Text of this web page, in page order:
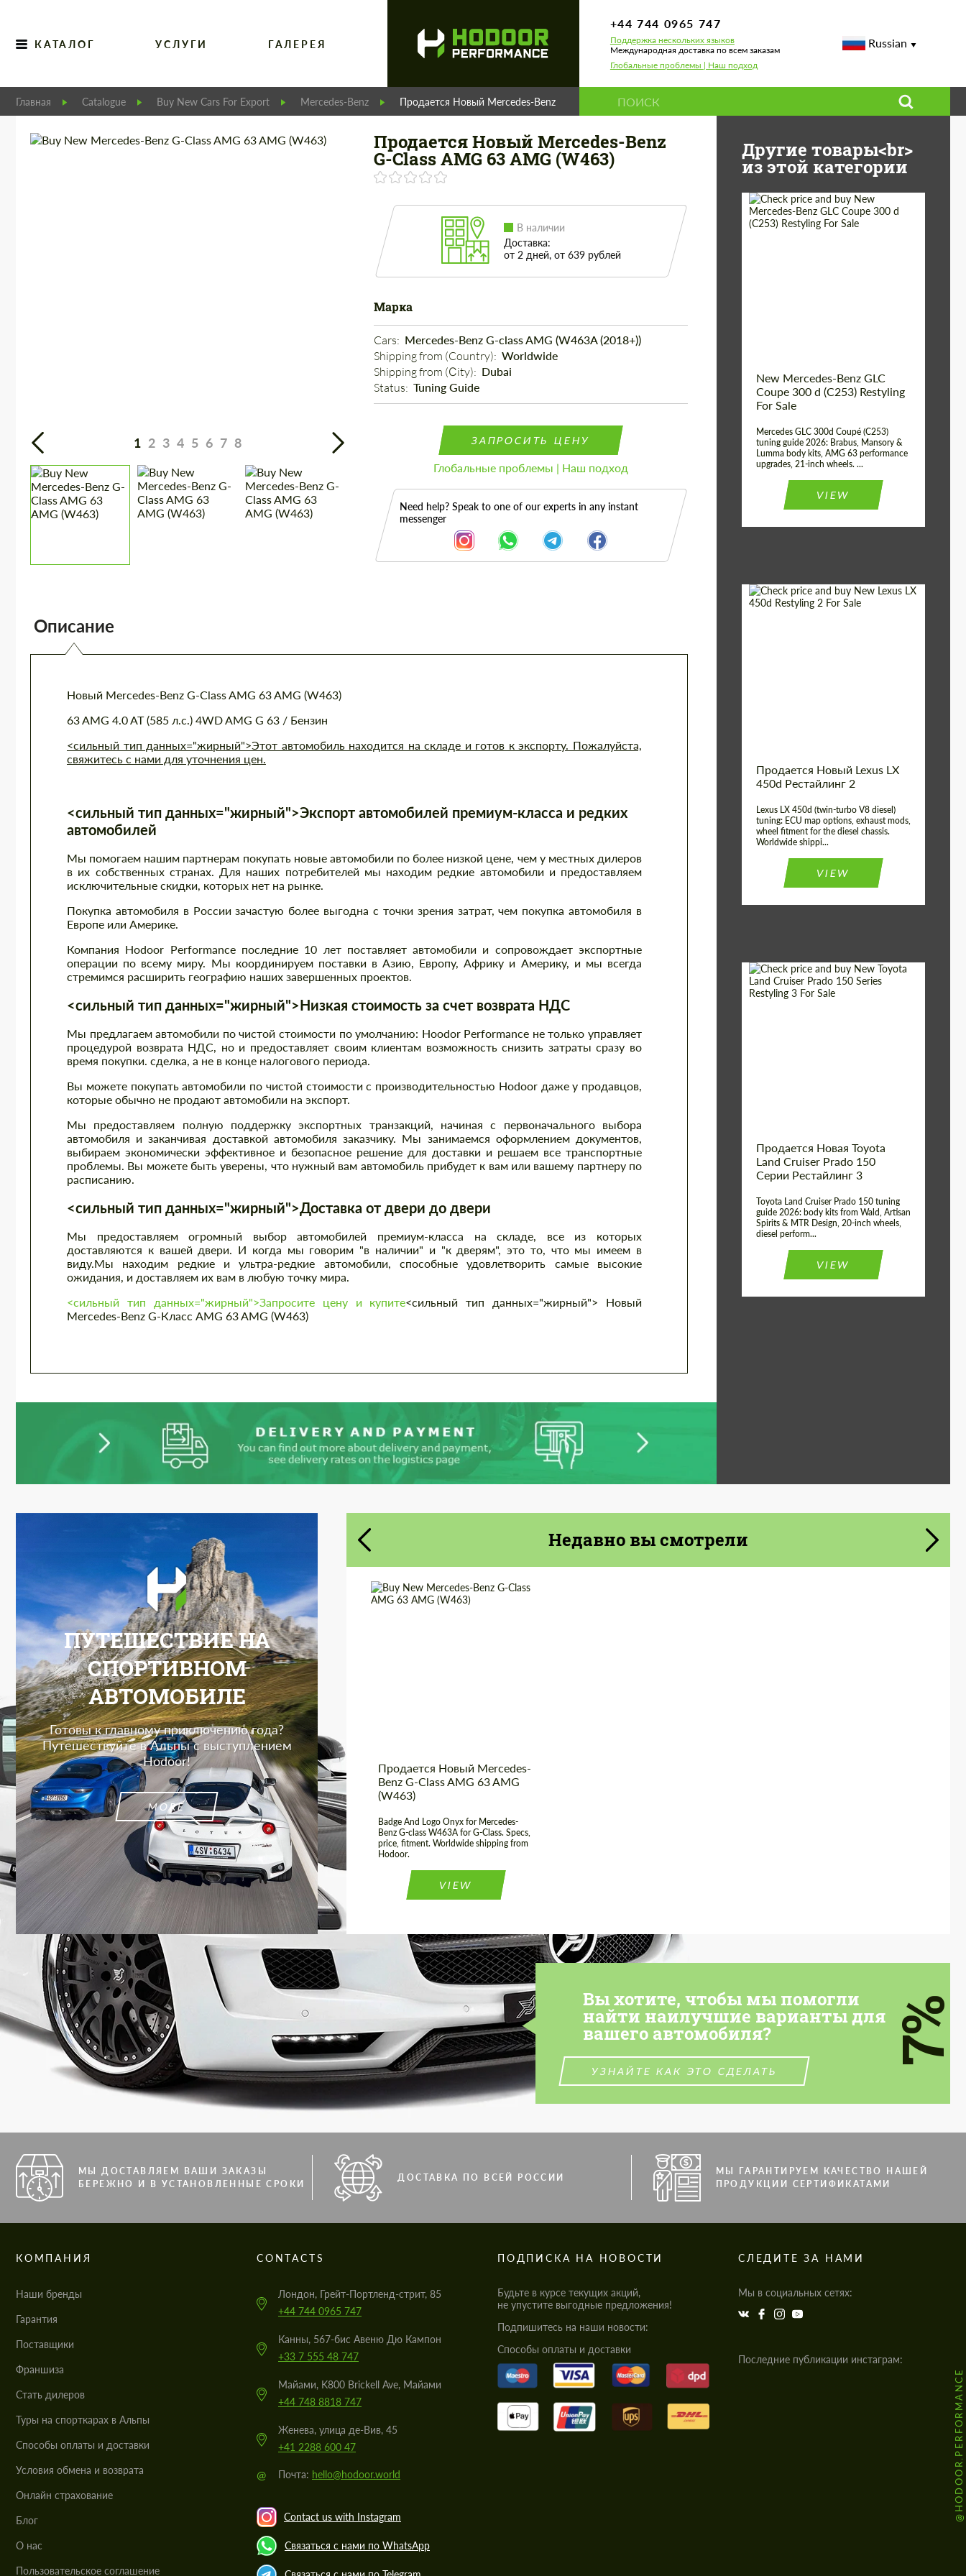
КАТАЛОГ УСЛУГИ ГАЛЕРЕЯ
+44 744 0965 747
Поддержка нескольких языков
Международная доставка по всем заказам
Глобальные проблемы | Наш подход
Russian
Главная Catalogue Buy New Cars For Export Mercedes-Benz Продается Новый Mercedes-Benz G-Class AMG 63 AMG (W463)
1 2 3 4 5 6 7 8
Продается Новый Mercedes-Benz
G-Class AMG 63 AMG (W463)
В наличии
Доставка:
от 2 дней, от 639 рублей
Марка
Cars: Mercedes-Benz G-class AMG (W463A (2018+))
Shipping from (Country): Worldwide
Shipping from (Сity): Dubai
Status: Tuning Guide
ЗАПРОСИТЬ ЦЕНУ
Глобальные проблемы | Наш подход
Need help? Speak to one of our experts in any instant
messenger
Описание
Новый Mercedes-Benz G-Class AMG 63 AMG (W463)
63 AMG 4.0 AT (585 л.с.) 4WD AMG G 63 / Бензин
<сильный тип данных="жирный">Этот автомобиль находится на складе и готов к экспорту. Пожалуйста,
свяжитесь с нами для уточнения цен.
<сильный тип данных="жирный">Экспорт автомобилей премиум-класса и редких
автомобилей
Мы помогаем нашим партнерам покупать новые автомобили по более низкой цене, чем у местных дилеров
в их собственных странах. Для наших потребителей мы находим редкие автомобили и предоставляем
исключительные скидки, которых нет на рынке.
Покупка автомобиля в России зачастую более выгодна с точки зрения затрат, чем покупка автомобиля в
Европе или Америке.
Компания Hodoor Performance последние 10 лет поставляет автомобили и сопровождает экспортные
операции по всему миру. Мы координируем поставки в Азию, Европу, Африку и Америку, и мы всегда
стремимся расширить географию наших завершенных проектов.
<сильный тип данных="жирный">Низкая стоимость за счет возврата НДС
Мы предлагаем автомобили по чистой стоимости по умолчанию: Hoodor Performance не только управляет
процедурой возврата НДС, но и предоставляет своим клиентам возможность снизить затраты сразу во
время покупки. сделка, а не в конце налогового периода.
Вы можете покупать автомобили по чистой стоимости с производительностью Hodoor даже у продавцов,
которые обычно не продают автомобили на экспорт.
Мы предоставляем полную поддержку экспортных транзакций, начиная с первоначального выбора
автомобиля и заканчивая доставкой автомобиля заказчику. Мы занимаемся оформлением документов,
выбираем экономически эффективное и безопасное решение для доставки и решаем все транспортные
проблемы. Вы можете быть уверены, что нужный вам автомобиль прибудет к вам или вашему партнеру по
расписанию.
<сильный тип данных="жирный">Доставка от двери до двери
Мы предоставляем огромный выбор автомобилей премиум-класса на складе, все из которых
доставляются к вашей двери. И когда мы говорим "в наличии" и "к дверям", это то, что мы имеем в
виду.Мы находим редкие и ультра-редкие автомобили, способные удовлетворить самые высокие
ожидания, и доставляем их вам в любую точку мира.
<сильный тип данных="жирный">Запросите цену и купите<сильный тип данных="жирный"> Новый
Mercedes-Benz G-Класс AMG 63 AMG (W463)
Другие товары<br>
из этой категории
New Mercedes-Benz GLC
Coupe 300 d (C253) Restyling
For Sale
Mercedes GLC 300d Coupé (C253)
tuning guide 2026: Brabus, Mansory &
Lumma body kits, AMG 63 performance
upgrades, 21-inch wheels. ...
VIEW
Продается Новый Lexus LX
450d Рестайлинг 2
Lexus LX 450d (twin-turbo V8 diesel)
tuning: ECU map options, exhaust mods,
wheel fitment for the diesel chassis.
Worldwide shippi...
VIEW
Продается Новая Toyota
Land Cruiser Prado 150
Серии Рестайлинг 3
Toyota Land Cruiser Prado 150 tuning
guide 2026: body kits from Wald, Artisan
Spirits & MTR Design, 20-inch wheels,
diesel perform...
VIEW
ПУТЕШЕСТВИЕ НА
СПОРТИВНОМ
АВТОМОБИЛЕ
Готовы к главному приключению года?
Путешествуйте в Альпы с выступлением
Hodoor!
MORE
Недавно вы смотрели
Продается Новый Mercedes-
Benz G-Class AMG 63 AMG
(W463)
Badge And Logo Onyx for Mercedes-
Benz G-class W463A for G-Class. Specs,
price, fitment. Worldwide shipping from
Hodoor.
VIEW
Вы хотите, чтобы мы помогли
найти наилучшие варианты для
вашего автомобиля?
УЗНАЙТЕ КАК ЭТО СДЕЛАТЬ
7%
МЫ ДОСТАВЛЯЕМ ВАШИ ЗАКАЗЫ
БЕРЕЖНО И В УСТАНОВЛЕННЫЕ СРОКИ
ДОСТАВКА ПО ВСЕЙ РОССИИ
МЫ ГАРАНТИРУЕМ КАЧЕСТВО НАШЕЙ
ПРОДУКЦИИ СЕРТИФИКАТАМИ
КОМПАНИЯ
Наши бренды
Гарантия
Поставщики
Франшиза
Стать дилеров
Туры на спорткарах в Альпы
Cпособы оплаты и доставки
Условия обмена и возврата
Онлайн страхование
Блог
О нас
Пользовательское соглашение
CONTACTS
Лондон, Грейт-Портленд-стрит, 85
+44 744 0965 747
Канны, 567-бис Авеню Дю Кампон
+33 7 555 48 747
Майами, K800 Brickell Ave, Майами
+44 748 8818 747
Женева, улица де-Вив, 45
+41 2288 600 47
@ Почта: hello@hodoor.world
Contact us with Instagram
Связаться с нами по WhatsApp
ПОДПИСКА НА НОВОСТИ
Будьте в курсе текущих акций,
не упустите выгодные предложения!
Подпишитесь на наши новости:
Cпособы оплаты и доставки
СЛЕДИТЕ ЗА НАМИ
Мы в социальных сетях:
Последние публикации инстаграм:
@HODOOR.PERFORMANCE
Please use this form to fill in some basic
information for your price request. We will
contact you within 1 business day with our
Cогласиться на обработку
персональных данных
СВЯЖИТЕСЬ СО МНОЙ
Please use this form to fill in some basic
information for your price request. We will
персональных данных
СВЯЖИТЕСЬ СО МНОЙ